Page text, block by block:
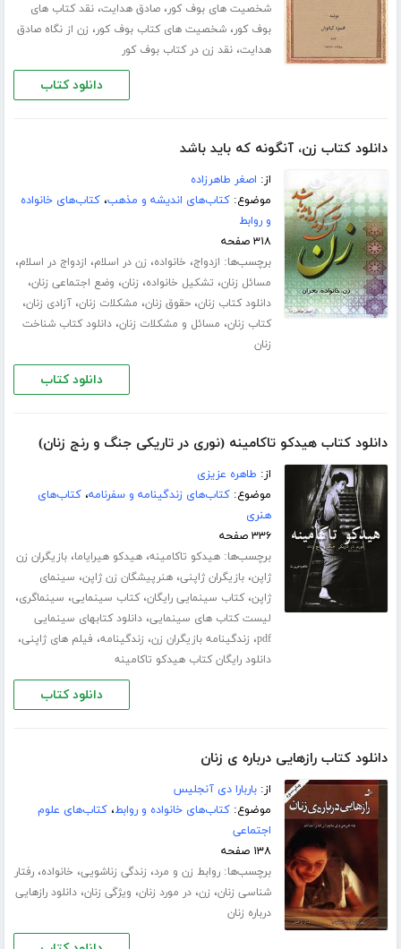
شخصیت های بوف کور،صادق هدایت،نقد کتاب های
بوف کور،شخصیت های کتاب بوف کور، زن از نگاه صادق
هدایت،نقد زن در کتاب بوف کور
دانلود کتاب
دانلود کتاب زن، آنگونه که باید باشد
از: اصغر طاهرزاده
موضوع:کتاب‌های اندیشه و مذهب،کتاب‌های خانواده
و روابط
۳۱۸ صفحه
برچسب‌ها: ازدواج، خانواده، زن در اسلام، ازدواج در اسلام،
مسائل زنان، تشکیل خانواده، زنان، وضع اجتماعی زنان،
دانلود کتاب زنان،حقوق زنان، مشکلات زنان،آزادی زنان،
کتاب زنان، مسائل و مشکلات زنان،دانلود کتاب شناخت
زنان
دانلود کتاب
دانلود کتاب هیدکو تاکامینه (نوری در تاریکی جنگ و رنج زنان)
از: طاهره عزیزی
موضوع:کتاب‌های زندگینامه و سفرنامه،کتاب‌های
هنری
۳۳۶ صفحه
برچسب‌ها:هیدکو تاکامینه،هیدکو هیرایاما،بازیگران زن
ژاپن،بازیگران ژاپنی،هنرپیشگان زن ژاپن، سینمای
ژاپن،کتاب سینمایی رایگان،کتاب سینمایی، سینماگری،
لیست کتاب های سینمایی،دانلود کتابهای سینمایی
pdf، زندگینامه بازیگران زن، زندگینامه، فیلم های ژاپنی،
دانلود رایگان کتاب هیدکو تاکامینه
دانلود کتاب
دانلود کتاب رازهایی درباره ی زنان
از:باربارا دی آنجلیس
موضوع:کتاب‌های خانواده و روابط،کتاب‌های علوم
اجتماعی
۱۳۸ صفحه
برچسب‌ها:روابط زن و مرد، زندگی زناشویی، خانواده،رفتار
شناسی زنان، زن،در مورد زنان، ویژگی زنان،دانلود رازهایی
درباره زنان